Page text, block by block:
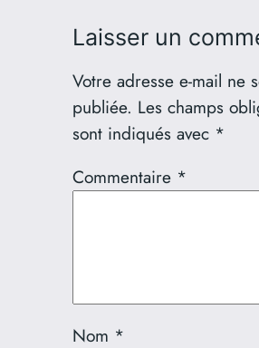
Laisser un
Votre adresse e-mail ne
publiée. Les champs
sont indiqués avec *
Commentaire *
Nom *